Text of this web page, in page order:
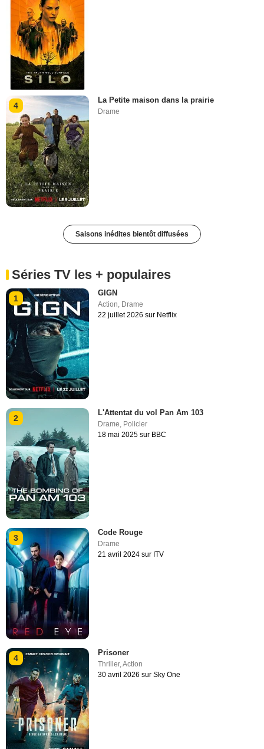
4
La Petite maison dans la prairie
Drame
Saisons inédites bientôt diffusées
Séries TV les + populaires
1
GIGN
Action Drame
22 juillet 2026 sur Netflix
2
L'Attentat du vol Pan Am 103
Drame, Policier
18 mai 2025 sur BBC
3
Code Rouge
Drame
21 avril 2024 sur ITV
4
Prisoner
Thriller,Action
30 avril 2026 sur Sky One